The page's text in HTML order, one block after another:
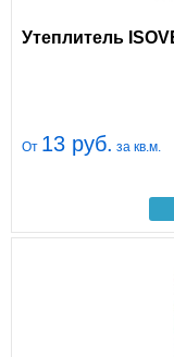
Утеплитель
От 13 руб. за кв.м.